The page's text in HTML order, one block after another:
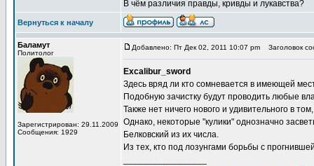
В чём различия правды, кривды и лукавства?
Вернуться к началу
Баламут
Политолог
Зарегистрирован: 29.11.2009
Сообщения: 1929
Добавлено: Пт Дек 02, 2011 10:07 pm Заголовок
Excalibur_sword
Здесь вряд ли кто сомневается в имеющей
Подобную зачистку будут проводить любые
Также нет ничего нового и удивительного в
Однако, некоторые "кулики" однозначно
Белковский из их числа.
Из тех, кто под лозунгами борьбы с